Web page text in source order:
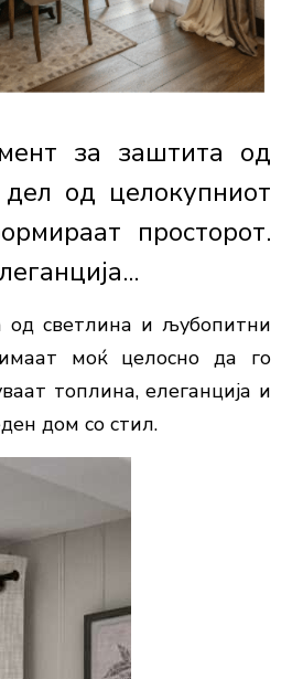
за заштита од
од целокупниот
просторот.
од светлина и љубопитни
моќ целосно да го
топлина, елеганција и
дом со стил.